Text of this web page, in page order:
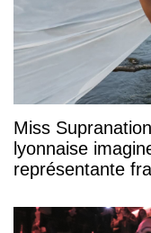
Miss
lyonnaise
représentante